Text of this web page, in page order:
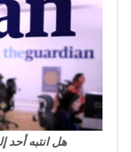
هل انتبه أحد